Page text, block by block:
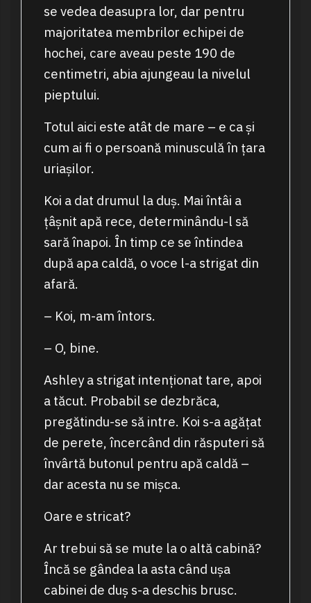
se vedea deasupra lor, dar pentru
majoritatea membrilor echipei de
hochei, care aveau peste 190 de
centimetri, abia ajungeau la nivelul
pieptului.
Totul aici este atât de mare – e ca și
cum ai fi o persoană minusculă în țara
uriașilor.
Koi a dat drumul la duș. Mai întâi a
țâșnit apă rece, determinându-l să
sară înapoi. În timp ce se întindea
după apa caldă, o voce l-a strigat din
afară.
– Koi, m-am întors.
– O, bine.
Ashley a strigat intenționat tare, apoi
a tăcut. Probabil se dezbrăca,
pregătindu-se să intre. Koi s-a agățat
de perete, încercând din răsputeri să
învârtă butonul pentru apă caldă –
dar acesta nu se mișca.
Oare e stricat?
Ar trebui să se mute la o altă cabină?
Încă se gândea la asta când ușa
cabinei de duș s-a deschis brusc.